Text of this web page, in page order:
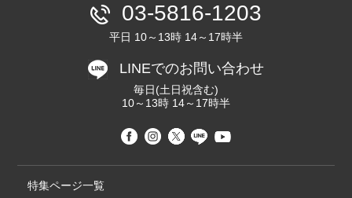
03-5816-1203
平日 10～13時 14～17時半
LINEでのお問い合わせ
毎日(土日祝含む)
10～13時 14～17時半
特集ページ一覧